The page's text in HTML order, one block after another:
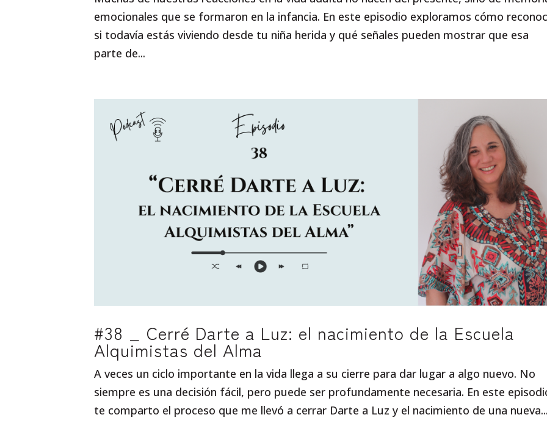
emocionales que se formaron en la infancia. En este episodio exploramos cómo
si todavía estás viviendo desde tu niña herida y qué señales pueden mostrar que esa
parte de...
#38 _ Cerré Darte a Luz: el nacimiento de la Escuela
Alquimistas del Alma
A veces un ciclo importante en la vida llega a su cierre para dar lugar a algo nuevo. No
siempre es una decisión fácil, pero puede ser profundamente necesaria. En este
te comparto el proceso que me llevó a cerrar Darte a Luz y el nacimiento de una